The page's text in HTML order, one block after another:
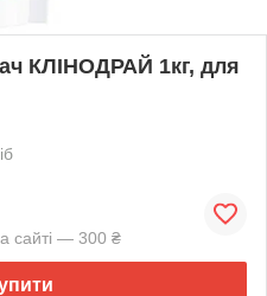
КЛІНОДРАЙ 1кг, для
сайті — 300 ₴